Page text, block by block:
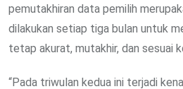
pemutakhiran data pemilih
dilakukan setiap tiga bulan untuk
tetap akurat, mutakhir, dan sesuai
“Pada triwulan kedua ini terjadi